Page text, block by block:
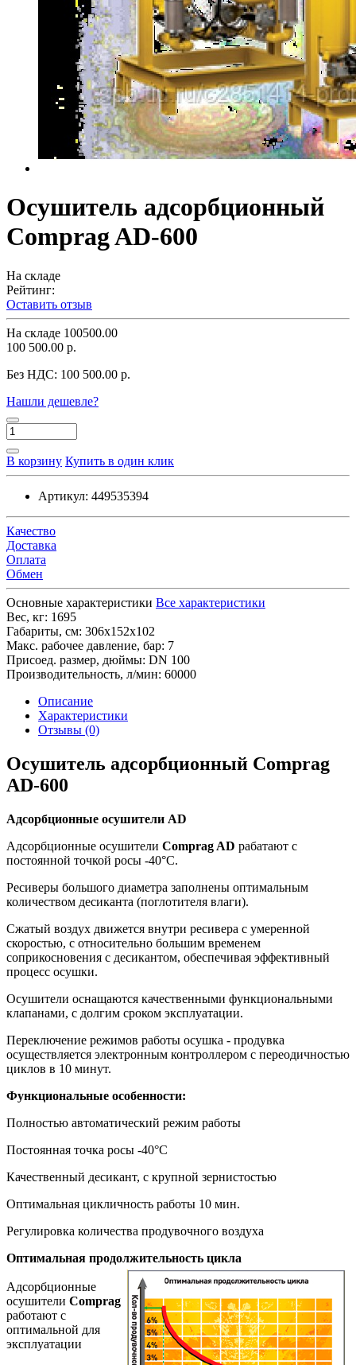
Осушитель адсорбционный
Comprag AD-600
На складе
Рейтинг:
Оставить отзыв
На складе 100500.00
100 500.00 р.
Без НДС: 100 500.00 р.
Нашли дешевле?
В корзину Купить в один клик
Артикул: 449535394
Качество
Доставка
Оплата
Обмен
Основные характеристики Все характеристики
Вес, кг: 1695
Габариты, см: 306x152x102
Макс. рабочее давление, бар: 7
Присоед. размер, дюймы: DN 100
Производительность, л/мин: 60000
Описание
Характеристики
Отзывы (0)
Осушитель адсорбционный Comprag
AD-600
Адсорбционные осушители AD
Адсорбционные осушители Comprag AD рабатают с
постоянной точкой росы -40°С.
Ресиверы большого диаметра заполнены оптимальным
количеством десиканта (поглотителя влаги).
Сжатый воздух движется внутри ресивера с умеренной
скоростью, с относительно большим временем
соприкосновения с десикантом, обеспечивая эффективный
процесс осушки.
Осушители оснащаются качественными функциональными
клапанами, с долгим сроком эксплуатации.
Переключение режимов работы осушка - продувка
осуществляется электронным контроллером с переодичностью
циклов в 10 минут.
Функциональные особенности:
Полностью автоматический режим работы
Постоянная точка росы -40°C
Качественный десикант, с крупной зернистостью
Оптимальная цикличность работы 10 мин.
Регулировка количества продувочного воздуха
Оптимальная продолжительность цикла
Адсорбционные
осушители Comprag
работают с
оптимальной для
эксплуатации